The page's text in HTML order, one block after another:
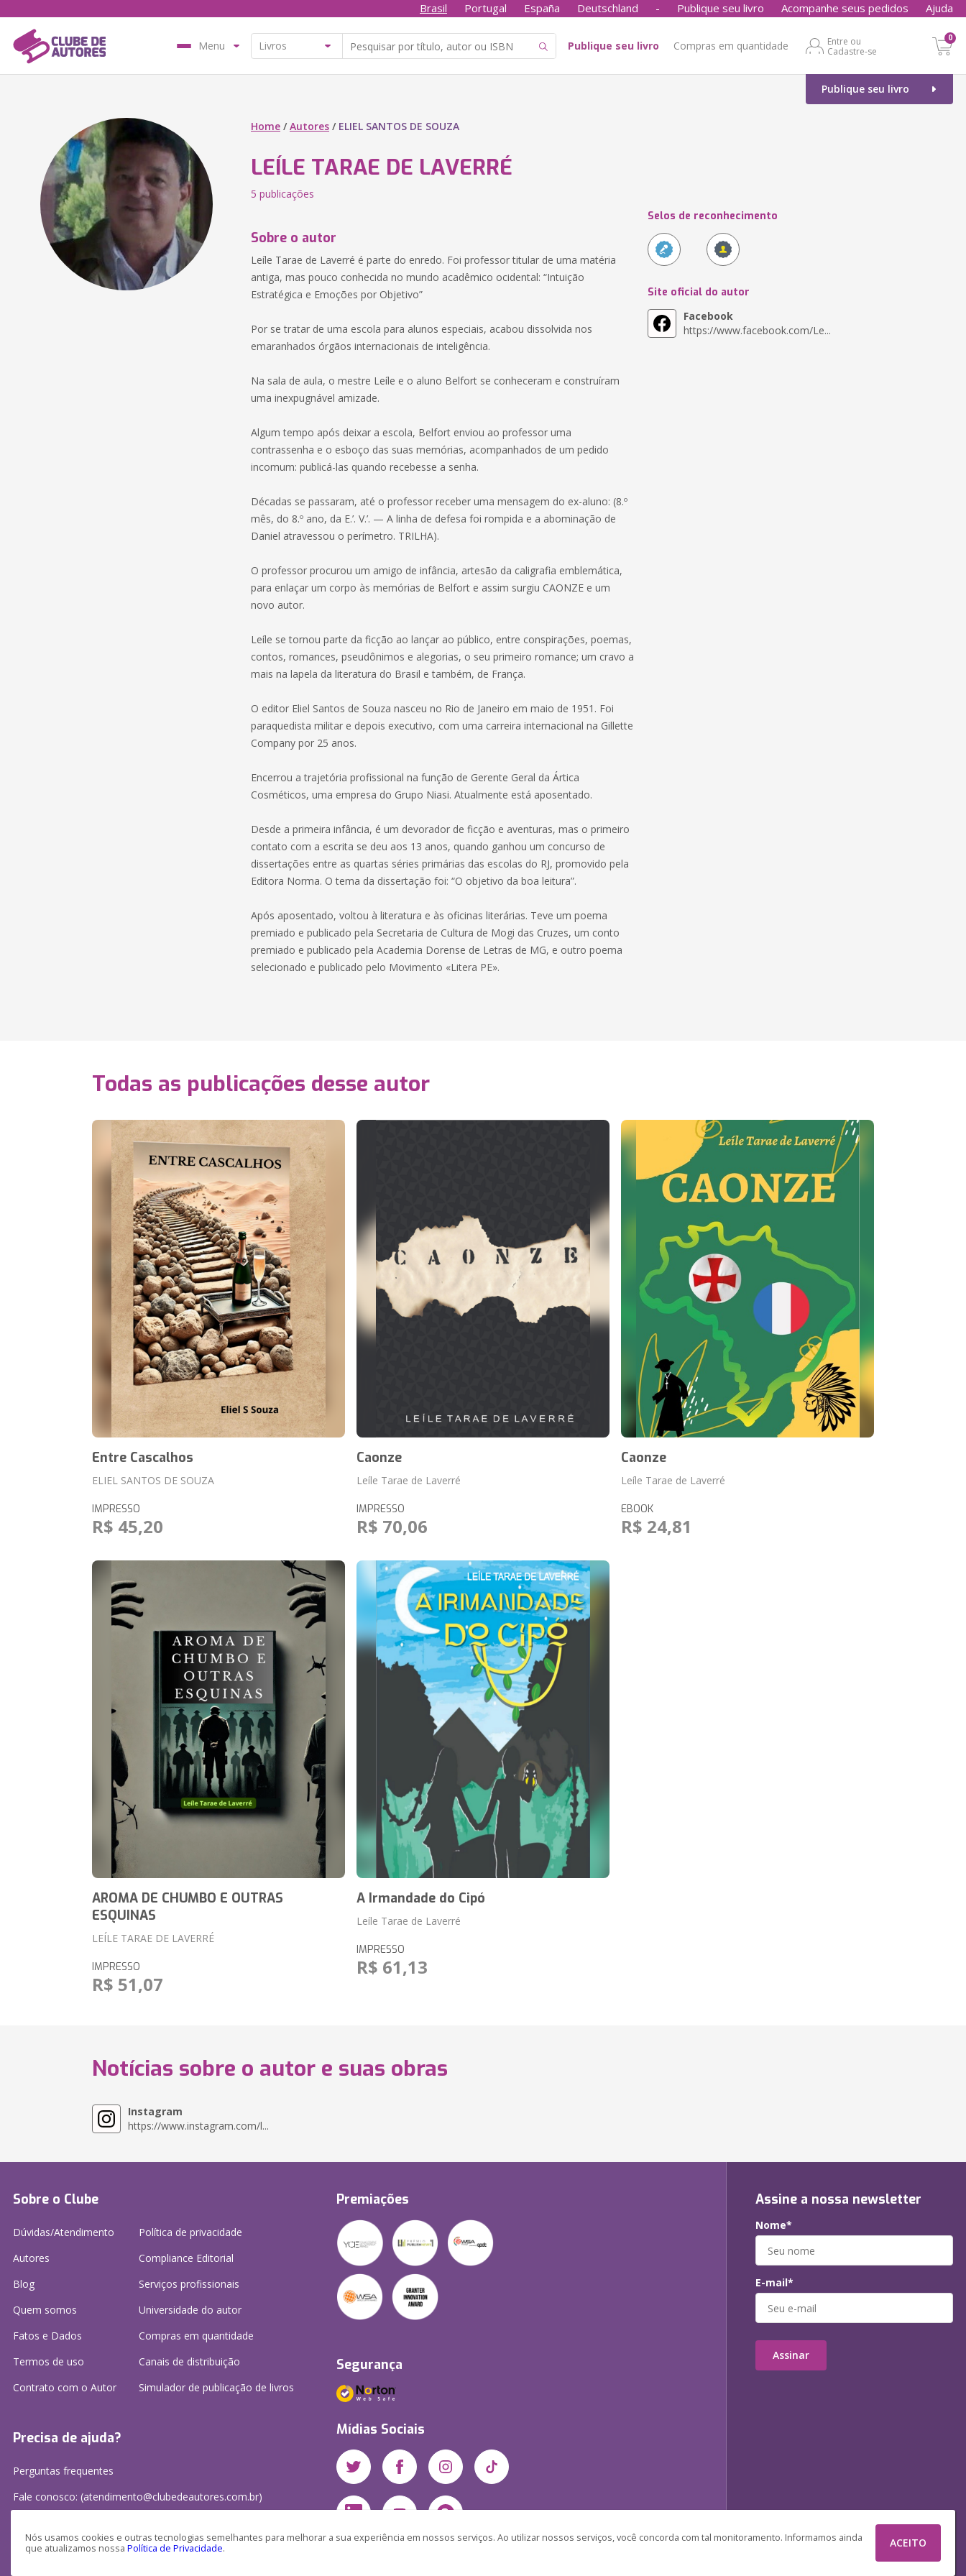
Nós usamos cookies e outras tecnologias semelhantes para melhorar a sua experiência em nossos serviços. Ao utilizar nossos serviços, você concorda com tal monitoramento. Informamos ainda
que atualizamos nossa Política de Privacidade. ACEITO
Brasil Portugal España Deutschland - Publique seu livro Acompanhe seus pedidos Ajuda
Menu Publique seu livro Compras em quantidade
Entre ou
Cadastre-se
0
Publique seu livro
Home /Autores / ELIEL SANTOS DE SOUZA
LEÍLE TARAE DE LAVERRÉ
5 publicações
Sobre o autor
Leíle Tarae de Laverré é parte do enredo. Foi professor titular de uma matéria
antiga, mas pouco conhecida no mundo acadêmico ocidental: “Intuição
Estratégica e Emoções por Objetivo”
Por se tratar de uma escola para alunos especiais, acabou dissolvida nos
emaranhados órgãos internacionais de inteligência.
Na sala de aula, o mestre Leíle e o aluno Belfort se conheceram e construíram
uma inexpugnável amizade.
Algum tempo após deixar a escola, Belfort enviou ao professor uma
contrassenha e o esboço das suas memórias, acompanhados de um pedido
incomum: publicá-las quando recebesse a senha.
Décadas se passaram, até o professor receber uma mensagem do ex-aluno: (8.º
mês, do 8.º ano, da E.’. V.’. — A linha de defesa foi rompida e a abominação de
Daniel atravessou o perímetro. TRILHA).
O professor procurou um amigo de infância, artesão da caligrafia emblemática,
para enlaçar um corpo às memórias de Belfort e assim surgiu CAONZE e um
novo autor.
Leíle se tornou parte da ficção ao lançar ao público, entre conspirações, poemas,
contos, romances, pseudônimos e alegorias, o seu primeiro romance; um cravo a
mais na lapela da literatura do Brasil e também, de França.
O editor Eliel Santos de Souza nasceu no Rio de Janeiro em maio de 1951. Foi
paraquedista militar e depois executivo, com uma carreira internacional na Gillette
Company por 25 anos.
Encerrou a trajetória profissional na função de Gerente Geral da Ártica
Cosméticos, uma empresa do Grupo Niasi. Atualmente está aposentado.
Desde a primeira infância, é um devorador de ficção e aventuras, mas o primeiro
contato com a escrita se deu aos 13 anos, quando ganhou um concurso de
dissertações entre as quartas séries primárias das escolas do RJ, promovido pela
Editora Norma. O tema da dissertação foi: “O objetivo da boa leitura”.
Após aposentado, voltou à literatura e às oficinas literárias. Teve um poema
premiado e publicado pela Secretaria de Cultura de Mogi das Cruzes, um conto
premiado e publicado pela Academia Dorense de Letras de MG, e outro poema
selecionado e publicado pelo Movimento «Litera PE».
Selos de reconhecimento
Site oficial do autor
Facebook
https://www.facebook.com/Le...
Todas as publicações desse autor
Entre Cascalhos
ELIEL SANTOS DE SOUZA
IMPRESSO
R$ 45,20
Caonze
Leíle Tarae de Laverré
IMPRESSO
R$ 70,06
Caonze
Leíle Tarae de Laverré
EBOOK
R$ 24,81
AROMA DE CHUMBO E OUTRAS
ESQUINAS
LEÍLE TARAE DE LAVERRÉ
IMPRESSO
R$ 51,07
A Irmandade do Cipó
Leíle Tarae de Laverré
IMPRESSO
R$ 61,13
Notícias sobre o autor e suas obras
Instagram
https://www.instagram.com/l...
Sobre o Clube
Dúvidas/Atendimento
Autores
Blog
Quem somos
Fatos e Dados
Termos de uso
Contrato com o Autor
Política de privacidade
Compliance Editorial
Serviços profissionais
Universidade do autor
Compras em quantidade
Canais de distribuição
Simulador de publicação de livros
Precisa de ajuda?
Perguntas frequentes
Fale conosco: (atendimento@clubedeautores.com.br)
Premiações
Segurança
Mídias Sociais
Assine a nossa newsletter
Nome*
E-mail*
Assinar
Clube de Autores Publicações S/A - CNPJ: 16.779.786/0001-27